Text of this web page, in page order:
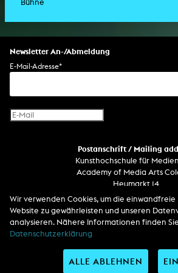
Drehbuch
Setdesign
Soundtrack
Ausstellung
Lichtinstallation
Kunst am Bau
Holografieskulptur
Klanginstallation
Album
Soundeffekte
Generative Kunst
Computerspiel
Benutzerinterface
Virtual Reality
Internet-Fernsehen
Computergrafik
Computerinstallation
Dissertation
Drehbuch
Buchprojekt
Text
Bühne
Newsletter An-/Abmeldung
E-Mail-Adresse*
Postanschrift / Mailing
Kunsthochschule für
Academy of Media Arts
Heumarkt 14
D-50667 Köln
Telefon
Zentrale / Empfang +49 221 201
Wir verwenden Cookies, um die
Website zu gewährleisten und unseren
analysieren. Nähere Informationen finden
Datenschutzerklärung
ALLE ABLEHNEN